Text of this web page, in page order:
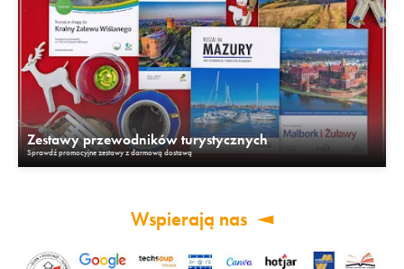
Zestawy przewodników turystycznych
Sprawdź promocyjne zestawy z darmową dostawą
Wspierają nas